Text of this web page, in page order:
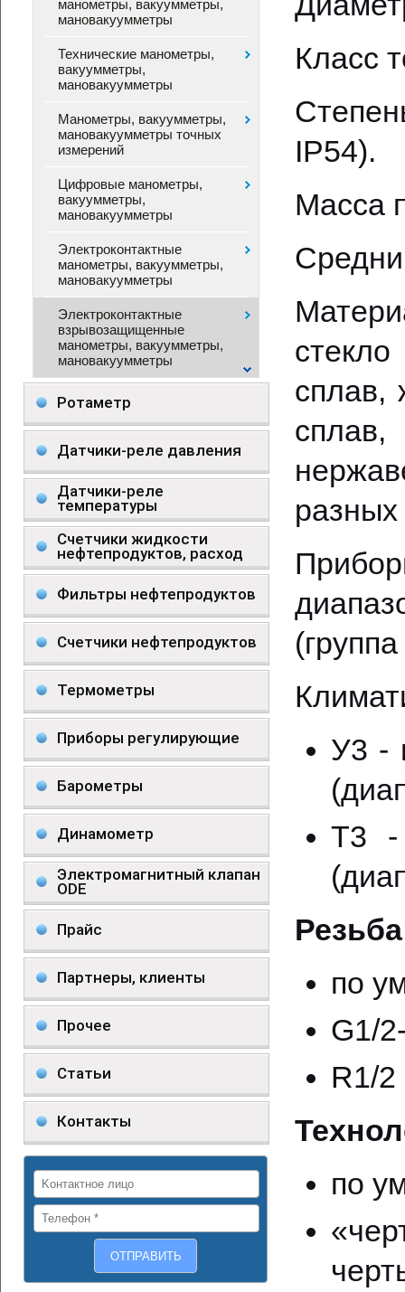
манометры, вакуумметры,
мановакуумметры
Технические манометры,
вакуумметры,
мановакуумметры
Манометры, вакуумметры,
мановакуумметры точных
измерений
Цифровые манометры,
вакуумметры,
мановакуумметры
Электроконтактные
манометры, вакуумметры,
мановакуумметры
Электроконтактные
взрывозащищенные
манометры, вакуумметры,
мановакуумметры
Ротаметр
Датчики-реле давления
Датчики-реле
температуры
Счетчики жидкости
нефтепродуктов, расход
Фильтры нефтепродуктов
Счетчики нефтепродуктов
Термометры
Приборы регулирующие
Барометры
Динамометр
Электромагнитный клапан
ODE
Прайс
Партнеры, клиенты
Прочее
Статьи
Контакты
Класс
IP54).
Масса
сплав,
У3 -
Т3 -
по
G1/
R1/2
по